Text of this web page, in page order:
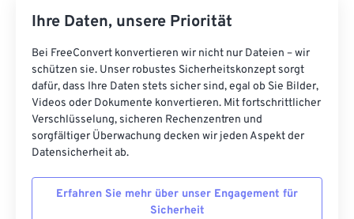
Ihre Daten, unsere Priorität
Bei FreeConvert konvertieren wir nicht nur Dateien – wir
schützen sie. Unser robustes Sicherheitskonzept sorgt
dafür, dass Ihre Daten stets sicher sind, egal ob Sie Bilder,
Videos oder Dokumente konvertieren. Mit fortschrittlicher
Verschlüsselung, sicheren Rechenzentren und
sorgfältiger Überwachung decken wir jeden Aspekt der
Datensicherheit ab.
Erfahren Sie mehr über unser Engagement für
Sicherheit